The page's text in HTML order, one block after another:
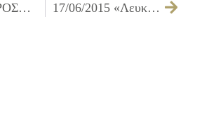
12/06/2015 ΠΡΟΣΚΛΗΣΗ ΤΩΝ ΜΕΛΩΝ ΤΗΣ ΕΠΙΤΡΟΠΗΣ ΠΟΙΟΤΗΤΑΣ ΖΩΗΣ ΓΙΑ ΤΗΝ 16/06/2015 17/06/2015 «Λευκή Νύχτα» στο Ίλιον – Το μεγαλύτερο πολιτιστικό γεγονός της πόλης ΟΡΘΗ ΕΠΑΝΑΛΗΨΗ